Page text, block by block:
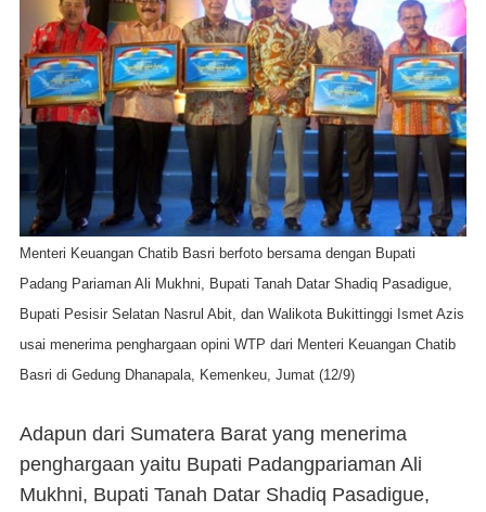
Menteri Keuangan Chatib Basri berfoto bersama dengan Bupati
Padang Pariaman Ali Mukhni, Bupati Tanah Datar Shadiq Pasadigue,
Bupati Pesisir Selatan Nasrul Abit, dan Walikota Bukittinggi Ismet Azis
usai menerima penghargaan opini WTP dari Menteri Keuangan Chatib
Basri di Gedung Dhanapala, Kemenkeu, Jumat (12/9)
Adapun dari Sumatera Barat yang menerima
penghargaan yaitu Bupati Padangpariaman Ali
Mukhni, Bupati Tanah Datar Shadiq Pasadigue,